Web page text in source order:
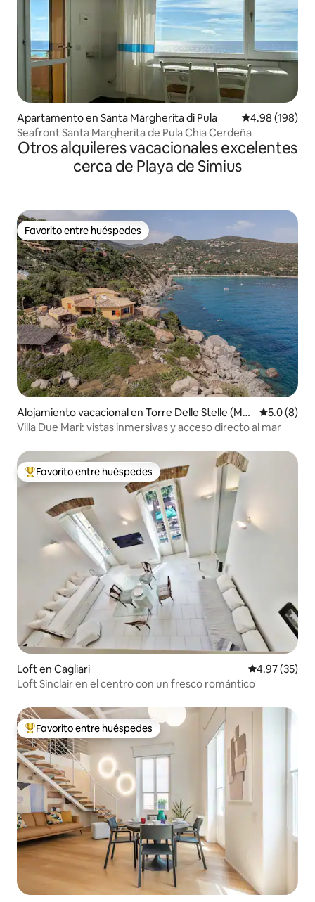
Apartamento en Santa Margherita di Pula Calificación
4.98 (198)
Seafront Santa Margherita de Pula Chia Cerdeña
Otros alquileres vacacionales excelentes
cerca de Playa de Simius
Favorito entre huéspedes
Favorito entre huéspedes
Alojamiento vacacional en Torre Delle Stelle (Mar
acalagonis)
5.0 (8)
Villa Due Mari: vistas inmersivas y acceso directo al mar
Favorito entre huéspedes preferido
Favorito entre huéspedes
Loft en Cagliari Calificación
4.97 (35)
Loft Sinclair en el centro con un fresco romántico
Favorito entre huéspedes preferido
Favorito entre huéspedes